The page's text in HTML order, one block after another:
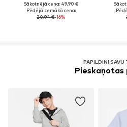
Sākotnējā cena: 49,90 €
Pēdējā zemākā cena:
20,94 €-16%
PAPILDINI SAVU
Pieskaņotas